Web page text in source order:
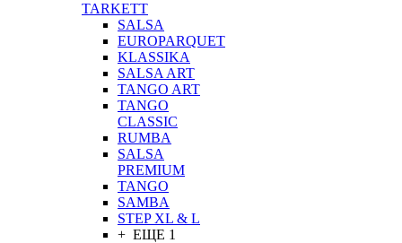
TARKETT
SALSA
EUROPARQUET
KLASSIKA
SALSA ART
TANGO ART
TANGO
CLASSIC
RUMBA
SALSA
PREMIUM
TANGO
SAMBA
STEP XL & L
+ ЕЩЕ 1